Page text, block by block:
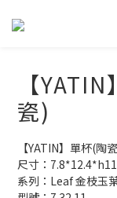
【
瓷)
【YATIN】單杯(陶
尺寸：7.8*12.4*h11
系列：Leaf 金枝玉